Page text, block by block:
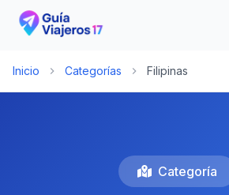
Inicio Categorías Filipinas
Categoría